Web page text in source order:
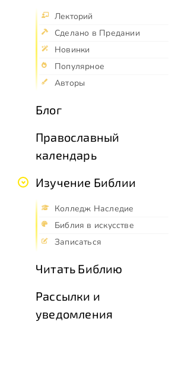
Лекторий
Сделано в Предании
Новинки
Популярное
Авторы
Блог
Православный
календарь
Изучение Библии
Колледж Наследие
Библия в искусстве
Записаться
Читать Библию
Рассылки и
уведомления